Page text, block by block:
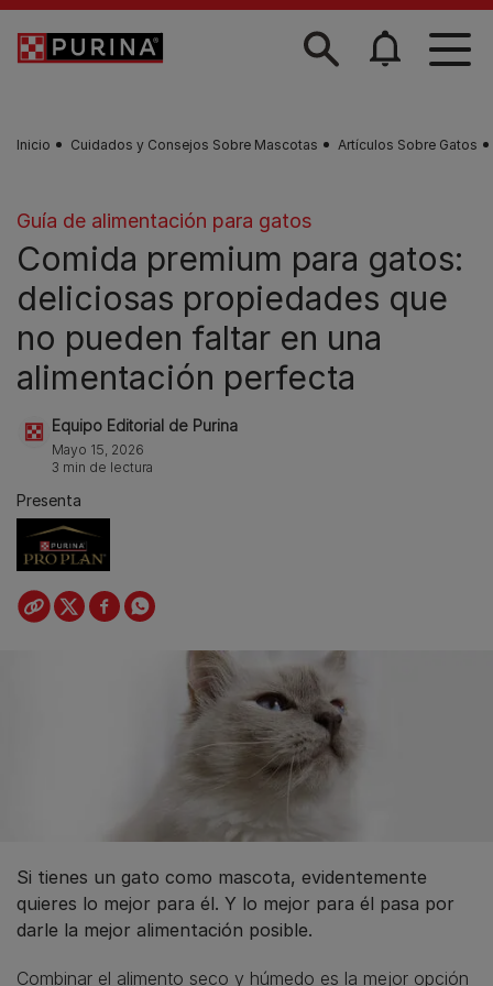
Skip to main content
Inicio Cuidados y Consejos Sobre Mascotas Artículos Sobre Gatos
Guía de alimentación para gatos
Comida premium para gatos:
deliciosas propiedades que
no pueden faltar en una
alimentación perfecta
Equipo Editorial de Purina
Mayo 15, 2026
3 min de lectura
Presenta
Si tienes un gato como mascota, evidentemente
quieres lo mejor para él. Y lo mejor para él pasa por
darle la mejor alimentación posible.
Combinar el alimento seco y húmedo es la mejor opción